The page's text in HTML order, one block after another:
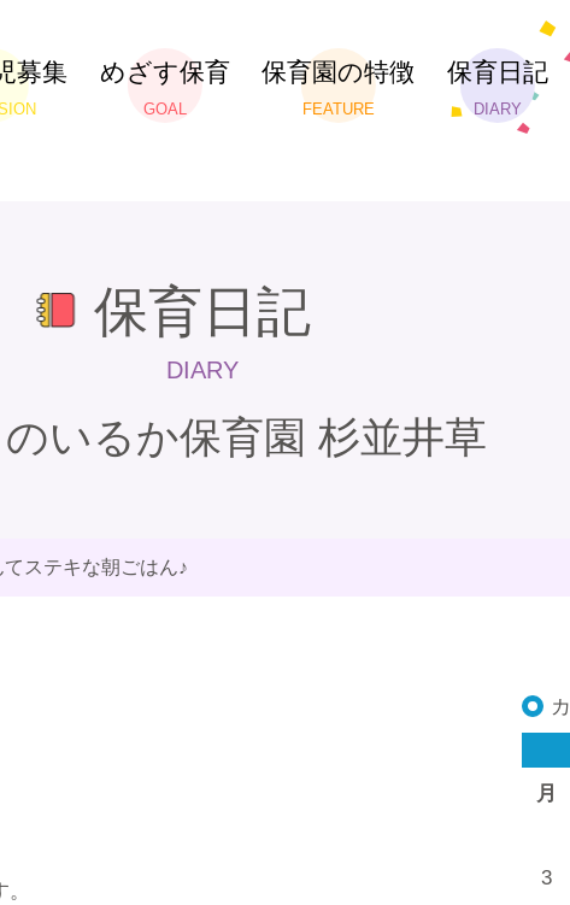
募集 めざす保育
GOAL
保育園の特徴
FEATURE
保育日記
DIARY
保育日記
DIARY
いるか保育園 杉並井草
てステキな朝ごはん♪
月
3